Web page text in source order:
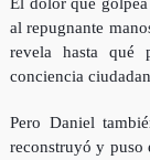
al repugnante
revela hasta qué
conciencia
Pero Daniel
reconstruyó y puso